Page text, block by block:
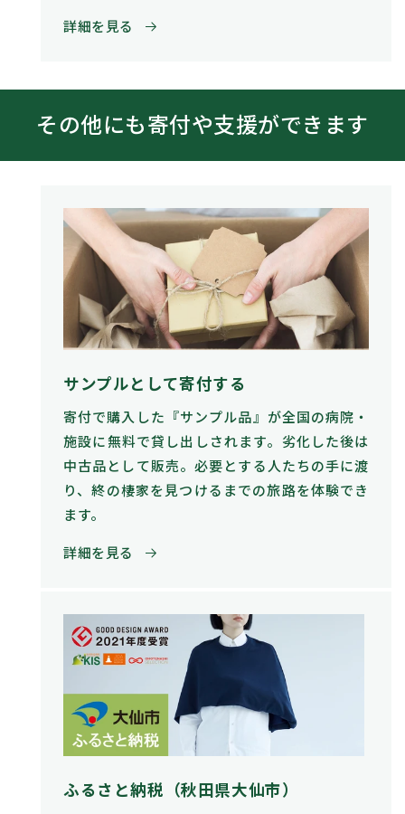
詳細を見る
その他にも寄付や支援ができます
サンプルとして寄付する
寄付で購入した『サンプル品』が全国の病院・
施設に無料で貸し出しされます。劣化した後は
中古品として販売。必要とする人たちの手に渡
り、終の棲家を見つけるまでの旅路を体験でき
ます。
詳細を見る
ふるさと納税（秋田県大仙市）